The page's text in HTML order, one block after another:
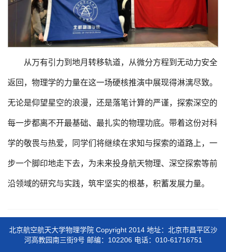
从万有引力到地月转移轨道，从微分方程到无动力安全
返回，物理学的力量在这一场硬核推演中展现得淋漓尽致。
无论是仰望星空的浪漫，还是落笔计算的严谨，探索深空的
每一步都离不开最基础、最扎实的物理功底。带着这份对科
学的敬畏与热爱，同学们将继续在求知与探索的道路上，一
步一个脚印地走下去，为未来投身航天物理、深空探索等前
沿领域的研究与实践，筑牢坚实的根基，积蓄发展力量。
北京航空航天大学物理学院 Copyright 2014 地址：北京市昌平区沙
河高教园南三街9号 邮编：102206 电话：010-61716751